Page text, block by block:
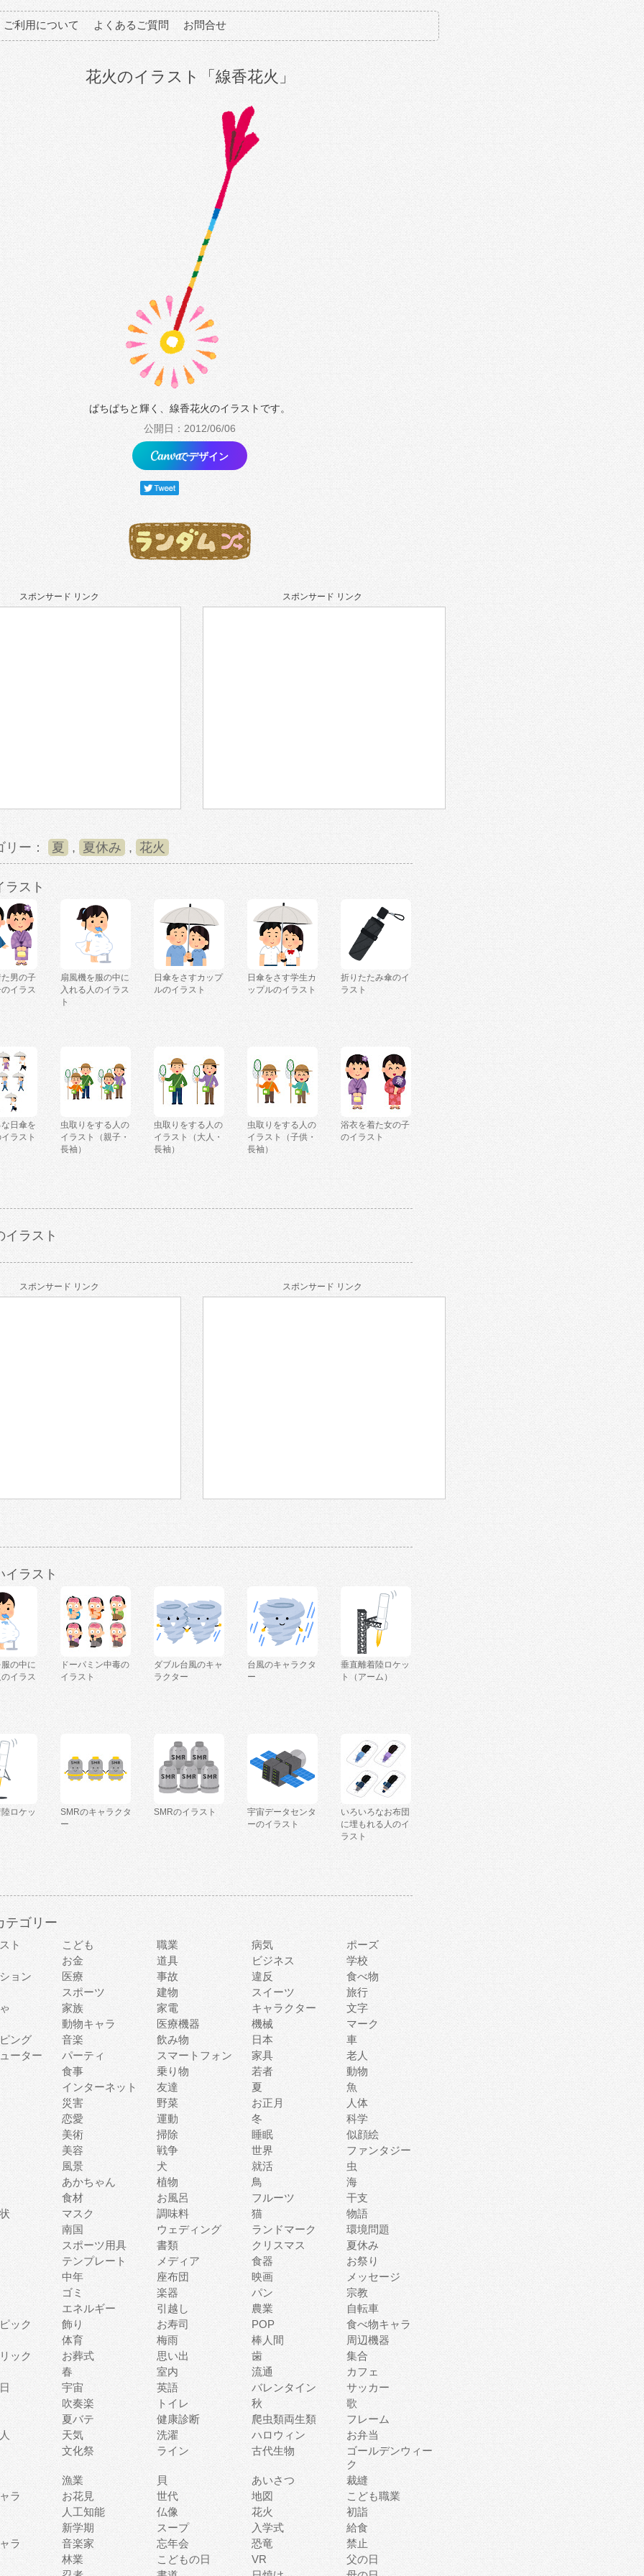
ご利用について よくあるご質問 お問合せ
花火のイラスト「線香花火」
ぱちぱちと輝く、線香花火のイラストです。
公開日：2012/06/06
でデザイン
スポンサード リンク スポンサード リンク
リー： 夏 , 夏休み , 花火
ラスト
男の子
イラス
扇風機を服の中に
入れる人のイラス
ト
日傘をさすカップ
ルのイラスト
日傘をさす学生カ
ップルのイラスト
折りたたみ傘のイ
ラスト
日傘を
ラスト
虫取りをする人の
イラスト（親子・
長袖）
虫取りをする人の
イラスト（大人・
長袖）
虫取りをする人の
イラスト（子供・
長袖）
浴衣を着た女の子
のイラスト
イラスト
スポンサード リンク スポンサード リンク
イラスト
の中に
イラス
ドーパミン中毒の
イラスト
ダブル台風のキャ
ラクター
台風のキャラクタ
ー
垂直離着陸ロケッ
ト（アーム）
ロケッ
SMRのキャラクタ
ー
SMRのイラスト
宇宙データセンタ
ーのイラスト
いろいろなお布団
に埋もれる人のイ
ラスト
テゴリー
ト こども 職業 病気
ポーズ
お金
道具 ビジネス
学校
ョン
医療 事故 違反
食べ物
スポーツ
建物 スイーツ
旅行
家族 家電 キャラクター
文字
動物キャラ
医療機器 機械
マーク
ング
音楽 飲み物 日本
車
ーター
パーティ スマートフォン 家具
老人
食事
乗り物 若者
動物
インターネット
友達 夏
魚
災害
野菜 お正月
人体
恋愛
運動 冬
科学
美術
掃除 睡眠
似顔絵
美容
戦争 世界
ファンタジー
風景
犬 就活
虫
あかちゃん
植物 鳥
海
食材
お風呂 フルーツ
干支
マスク 調味料 猫
物語
南国
ウェディング ランドマーク
環境問題
スポーツ用具
書類 クリスマス
夏休み
テンプレート
メディア 食器
お祭り
中年
座布団 映画
メッセージ
ゴミ
楽器 パン
宗教
エネルギー
引越し 農業
自転車
ック
飾り お寿司 POP
食べ物キャラ
体育
梅雨 棒人間
周辺機器
ック
お葬式 思い出 歯
集合
春
室内 流通
カフェ
宇宙 英語 バレンタイン
サッカー
吹奏楽
トイレ 秋
歌
夏バテ
健康診断 爬虫類両生類
フレーム
天気 洗濯 ハロウィン
お弁当
文化祭
ライン 古代生物
ゴールデンウィー
ク
漁業
貝 あいさつ
裁縫
ラ
お花見 世代 地図
こども職業
人工知能
仏像 花火
初詣
新学期
スープ 入学式
給食
ラ
音楽家 忘年会 恐竜
禁止
林業
こどもの日 VR
父の日